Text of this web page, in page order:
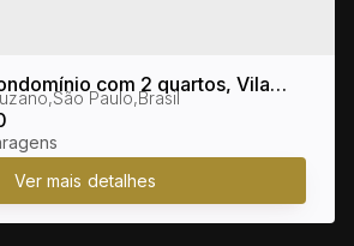
com 2 quartos, Vila
Colorado - Suzano
,São Paulo,Brasil